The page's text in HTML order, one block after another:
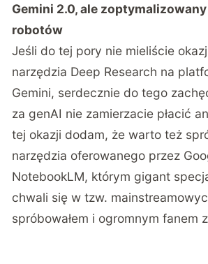
Gemini 2.0, ale
robotów
Jeśli do tej pory nie mieliście
narzędzia Deep Research na
Gemini, serdecznie do tego
za genAI nie zamierzacie płacić
tej okazji dodam, że warto też
narzędzia oferowanego przez
NotebookLM, którym gigant
chwali się w tzw.
spróbowałem i ogromnym fanem